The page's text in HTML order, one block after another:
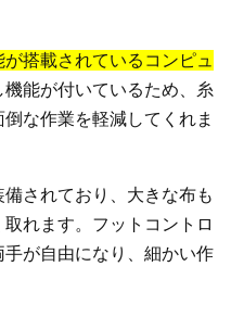
搭載されているコンピュ
機能が付いているため、糸
な作業を軽減してくれま
されており、大きな布も
れます。フットコントロ
が自由になり、細かい作